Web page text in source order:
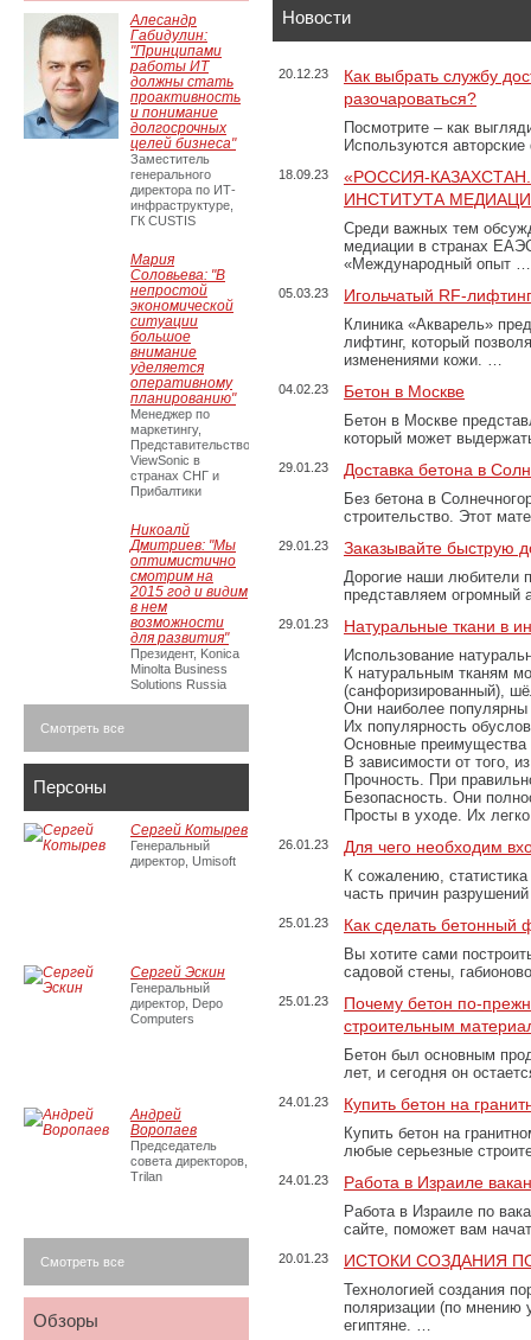
Новости
20.12.23
Как выбрать службу
разочароваться?
Посмотрите – как
Используются
18.09.23
«РОССИЯ-
ИНСТИТУТА
Среди важных тем
медиации в странах
«Международный опыт …
05.03.23 Игольчатый RF-
Клиника «Акварель»
лифтинг, который
изменениями кожи. …
04.02.23 Бетон в Москве
Бетон в Москве
который может
29.01.23 Доставка бетона в
Без бетона в
строительство. Этот
29.01.23 Заказывайте быструю
Дорогие наши любители
представляем огромный
29.01.23 Натуральные ткани в
Использование
К натуральным тканям
(санфоризированный),
Они наиболее популярны
Их популярность
Основные преимущества
В зависимости от того,
Прочность. При
Безопасность. Они
Просты в уходе. Их
26.01.23 Для чего необходим
К сожалению,
часть причин
25.01.23 Как сделать бетонный
Вы хотите сами
садовой стены,
25.01.23
Почему бетон по-
строительным
Бетон был основным
лет, и сегодня он
24.01.23 Купить бетон на
Купить бетон на
любые серьезные
24.01.23 Работа в Израиле
Работа в Израиле по
сайте, поможет вам
20.01.23 ИСТОКИ СОЗДАНИЯ
Технологией создания
поляризации (по
египтяне. …
Алесандр
Габидулин:
"Принципами
работы ИТ
должны стать
проактивность
и понимание
долгосрочных
целей бизнеса"
Заместитель
генерального
директора по ИТ-
инфраструктуре,
ГК CUSTIS
Мария
Соловьева: "В
непростой
экономической
ситуации
большое
внимание
уделяется
оперативному
планированию"
Менеджер по
маркетингу,
Представительство
ViewSonic в
странах СНГ и
Прибалтики
Никоалй
Дмитриев: "Мы
оптимистично
смотрим на
2015 год и видим
в нем
возможности
для развития"
Президент, Konica
Minolta Business
Solutions Russia
Смотреть все
Персоны
Сергей Котырев
Генеральный
директор, Umisoft
Сергей Эскин
Генеральный
директор, Depo
Computers
Андрей
Воропаев
Председатель
совета директоров,
Trilan
Смотреть все
Обзоры